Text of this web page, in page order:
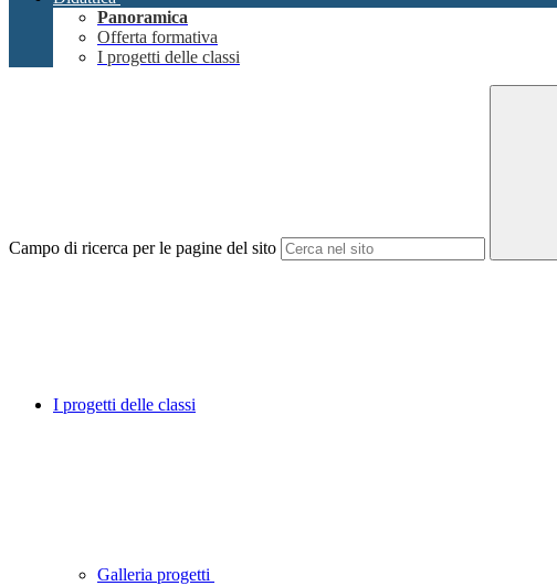
Panoramica
Offerta formativa
I progetti delle classi
Campo di ricerca per le pagine del sito
I progetti delle classi
Galleria progetti